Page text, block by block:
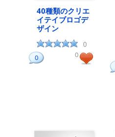
40種類のクリエ
イテイブロゴデ
ザイン
0
0 0